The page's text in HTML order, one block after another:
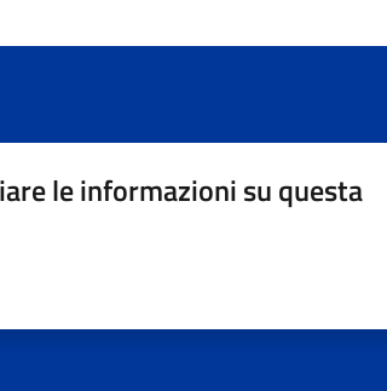
le informazioni su questa